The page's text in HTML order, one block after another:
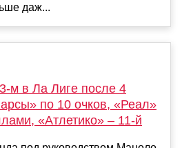
даж...
м в Ла Лиге после 4
по 10 очков, «Реал»
«Атлетико» – 11-й